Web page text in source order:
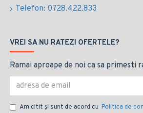
Telefon: 0728.422.833
VREI SA NU RATEZI OFERTELE?
Ramai aproape de noi ca sa primesti
Am citit şi sunt de acord cu Politica de